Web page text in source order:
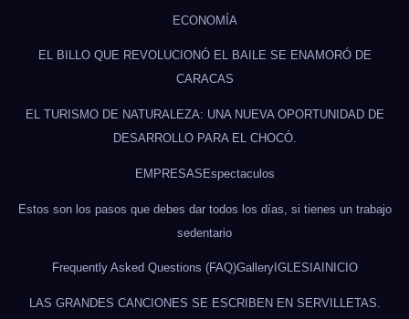
ECONOMÍA
EL BILLO QUE REVOLUCIONÓ EL BAILE SE ENAMORÓ DE
CARACAS
EL TURISMO DE NATURALEZA: UNA NUEVA OPORTUNIDAD DE
DESARROLLO PARA EL CHOCÓ.
EMPRESAS Espectaculos
Estos son los pasos que debes dar todos los días, si tienes un trabajo
sedentario
Frequently Asked Questions (FAQ)GalleryIGLESIAINICIO
LAS GRANDES CANCIONES SE ESCRIBEN EN SERVILLETAS.